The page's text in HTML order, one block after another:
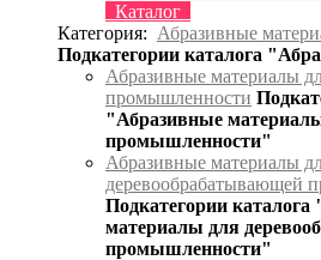
Каталог
Категория: Абразивные
Подкатегории каталога
Абразивные материалы
промышленности
"Абразивные
промышленности"
Абразивные материалы
деревообрабатывающей
Подкатегории
материалы для
промышленности"